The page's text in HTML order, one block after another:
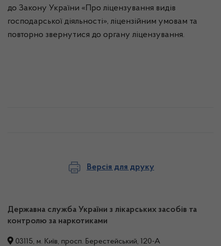
до Закону України «Про ліцензування видів
господарської діяльності», ліцензійним умовам та
повторно звернутися до органу ліцензування.
Версія для друку
Державна служба України з лікарських засобів та
контролю за наркотиками
03115, м. Київ, просп. Берестейський, 120-А